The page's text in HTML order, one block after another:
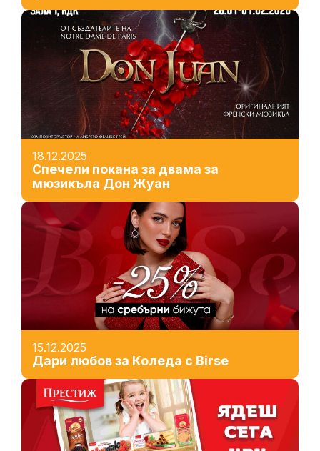
18.12.2025
Спечели покана за двама за
мюзикъла Дон Жуан
15.12.2025
Дари любов за Коледа с Birse